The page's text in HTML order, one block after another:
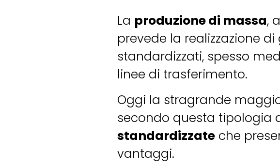
La produzione di massa,
prevede la realizzazione
standardizzati, spesso
linee di trasferimento.
Oggi la stragrande
secondo questa tipologia
standardizzateche
vantaggi.